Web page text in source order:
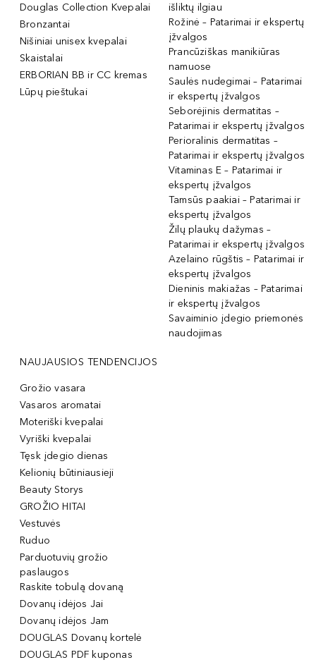
Douglas Collection Kvepalai
Bronzantai
Nišiniai unisex kvepalai
Skaistalai
ERBORIAN BB ir CC kremas
Lūpų pieštukai
išliktų ilgiau
Rožinė – Patarimai ir ekspertų
įžvalgos
Prancūziškas manikiūras
namuose
Saulės nudegimai – Patarimai
ir ekspertų įžvalgos
Seborėjinis dermatitas –
Patarimai ir ekspertų įžvalgos
Perioralinis dermatitas –
Patarimai ir ekspertų įžvalgos
Vitaminas E – Patarimai ir
ekspertų įžvalgos
Tamsūs paakiai – Patarimai ir
ekspertų įžvalgos
Žilų plaukų dažymas –
Patarimai ir ekspertų įžvalgos
Azelaino rūgštis – Patarimai ir
ekspertų įžvalgos
Dieninis makiažas – Patarimai
ir ekspertų įžvalgos
Savaiminio įdegio priemonės
naudojimas
NAUJAUSIOS TENDENCIJOS
Grožio vasara
Vasaros aromatai
Moteriški kvepalai
Vyriški kvepalai
Tęsk įdegio dienas
Kelionių būtiniausieji
Beauty Storys
GROŽIO HITAI
Vestuvės
Ruduo
Parduotuvių grožio
paslaugos
Raskite tobulą dovaną
Dovanų idėjos Jai
Dovanų idėjos Jam
DOUGLAS Dovanų kortelė
DOUGLAS PDF kuponas